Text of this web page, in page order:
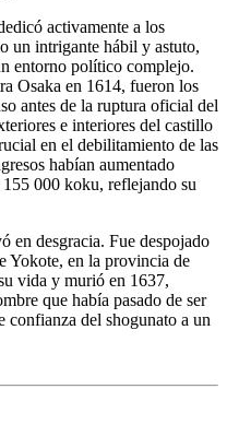
activamente a los
un intrigante hábil y astuto,
entorno político complejo.
Osaka en 1614, fueron los
antes de la ruptura oficial del
e interiores del castillo
en el debilitamiento de las
habían aumentado
155 000 koku, reflejando su
en desgracia. Fue despojado
Yokote, en la provincia de
vida y murió en 1637,
que había pasado de ser
confianza del shogunato a un